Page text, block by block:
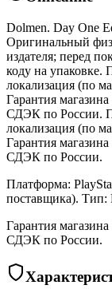
Dolmen. Day One
Оригинальный
издателя; перед
коду на упаковке.
локализация (по
Гарантия
СДЭК по России.
локализация (по
Гарантия
СДЭК по России.
Платформа:
поставщика). Тип:
Гарантия
СДЭК по России.